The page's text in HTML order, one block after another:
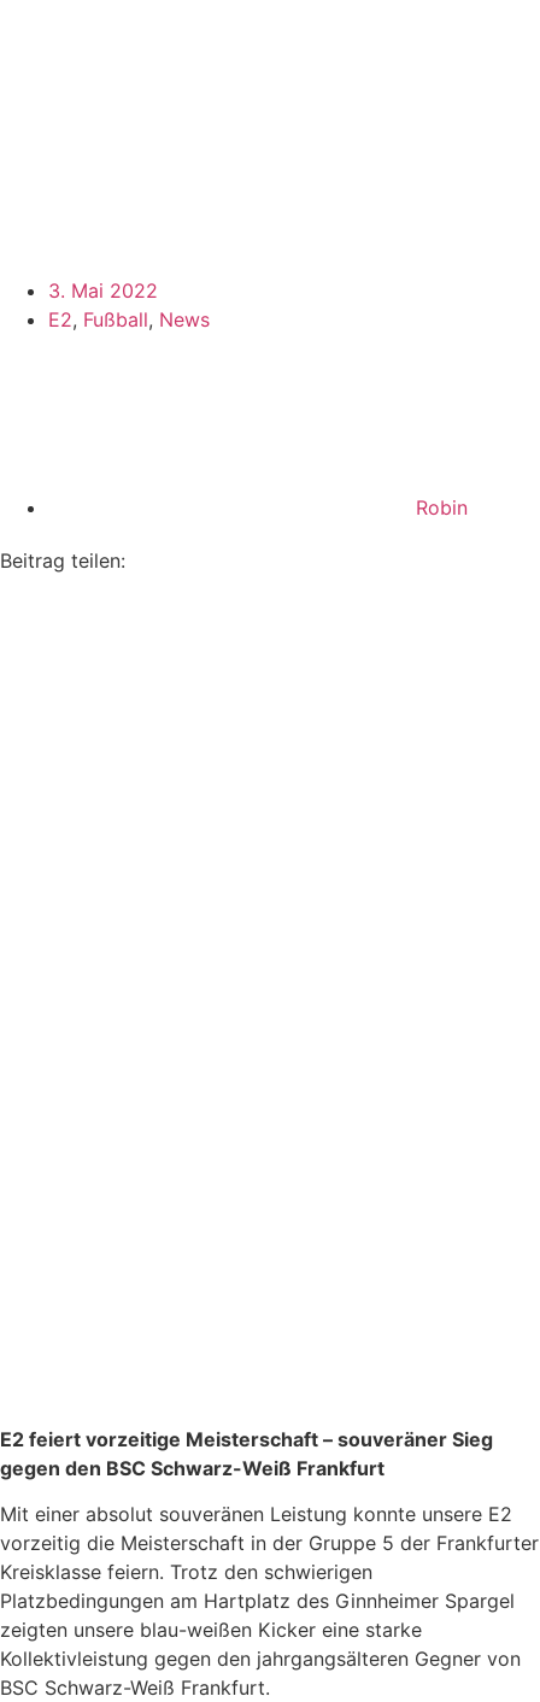
3. Mai 2022
E2, Fußball, News
Robin
Beitrag teilen:
E2 feiert vorzeitige Meisterschaft – souveräner Sieg
gegen den BSC Schwarz-Weiß Frankfurt
Mit einer absolut souveränen Leistung konnte unsere E2
vorzeitig die Meisterschaft in der Gruppe 5 der Frankfurter
Kreisklasse feiern. Trotz den schwierigen
Platzbedingungen am Hartplatz des Ginnheimer Spargel
zeigten unsere blau-weißen Kicker eine starke
Kollektivleistung gegen den jahrgangsälteren Gegner von
BSC Schwarz-Weiß Frankfurt.